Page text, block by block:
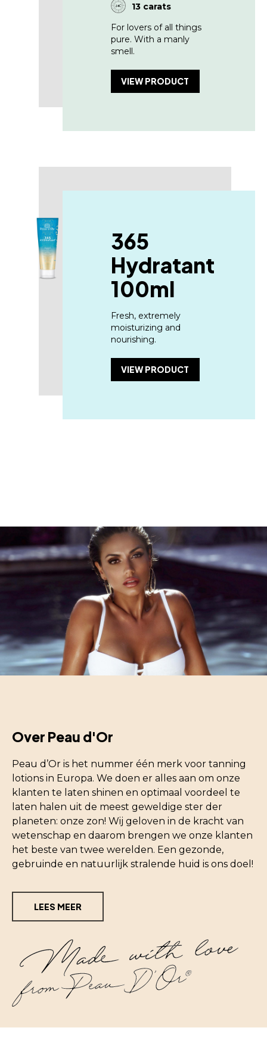
13 carats
For lovers of all things
pure. With a manly
smell.
VIEW PRODUCT
365
Hydratant
100ml
Fresh, extremely
moisturizing and
nourishing.
VIEW PRODUCT
Over Peau d'Or
Peau d’Or is het nummer één merk voor tanning
lotions in Europa. We doen er alles aan om onze
klanten te laten shinen en optimaal voordeel te
laten halen uit de meest geweldige ster der
planeten: onze zon! Wij geloven in de kracht van
wetenschap en daarom brengen we onze klanten
het beste van twee werelden. Een gezonde,
gebruinde en natuurlijk stralende huid is ons doel!
LEES MEER